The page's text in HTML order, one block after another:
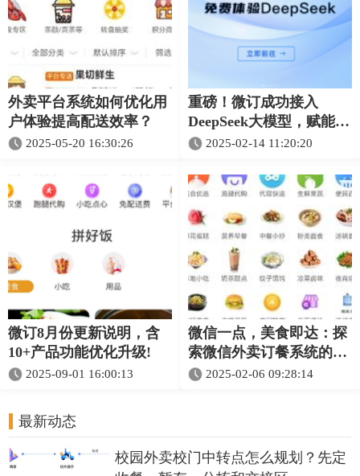
外卖平台系统如何优化用
户体验提高配送效率？
2025-05-20 16:30:26
重磅！微订成功接入
DeepSeek大模型，赋能平
台智能化升级
2025-02-14 11:20:20
微订8月份更新说明，含
10+产品功能优化升级!
2025-09-01 16:00:13
微信一点，美食即达：探
索微信外卖订餐系统的便
捷性2025-02-06 09:28:14
最新动态
校园外卖校门中转点怎么规划？先定